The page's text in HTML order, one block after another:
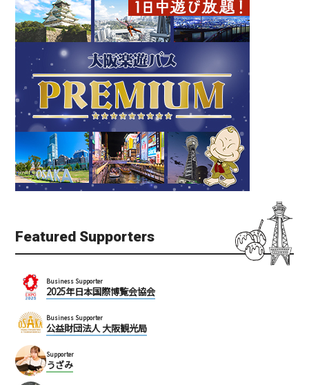
Featured Supporters
Business Supporter
2025年日本国際博覧会協会
Business Supporter
公益財団法人 大阪観光局
Supporter
うざみ